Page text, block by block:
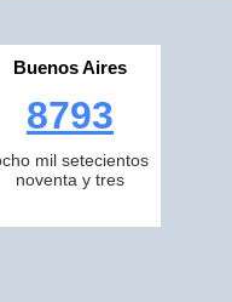
Buenos Aires
8793
mil setecientos
noventa y tres